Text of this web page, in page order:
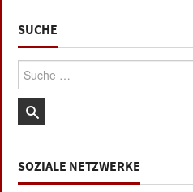
SUCHE
Suche:
SOZIALE NETZWERKE